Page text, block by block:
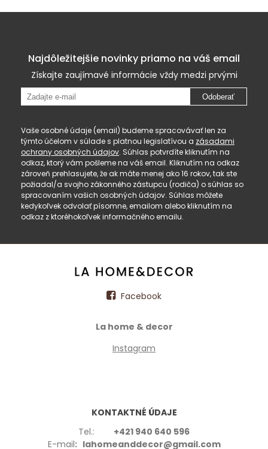
Najdôležitejšie novinky priamo na váš email
Získajte zaujímavé informácie vždy medzi prvými
Odoberať
Vaše osobné údaje (email) budeme spracovávať len za
týmto účelom v súlade s platnou legislatívou a zásadami
ochrany osobných údajov. Súhlas potvrdíte kliknutím na
odkaz, ktorý vám pošleme na váš email. Kliknutím na odkaz
zároveň prehlasujete, že ak máte menej ako 16 rokov, tak ste
požiadal/a svojho zákonného zástupcu (rodiča) o súhlas so
spracovaním vašich osobných údajov. Súhlas môžete
kedykoľvek odvolať písomne, emailom alebo kliknutím na
odkaz z ktoréhokoľvek informačného emailu.
Facebook
La home & decor
Instagram
KONTAKTNÉ ÚDAJE
Tel.: +421 940 640 596
E-mail: lahomeanddecor@gmail.com